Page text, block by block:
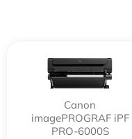
Canon
imagePROGRAF iPF
PRO-6000S